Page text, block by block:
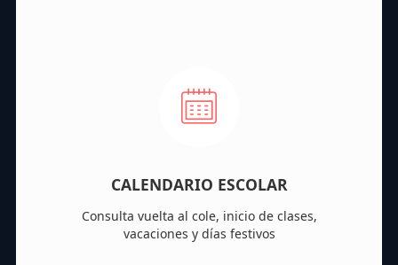
CALENDARIO ESCOLAR
Consulta vuelta al cole, inicio de clases,
vacaciones y días festivos